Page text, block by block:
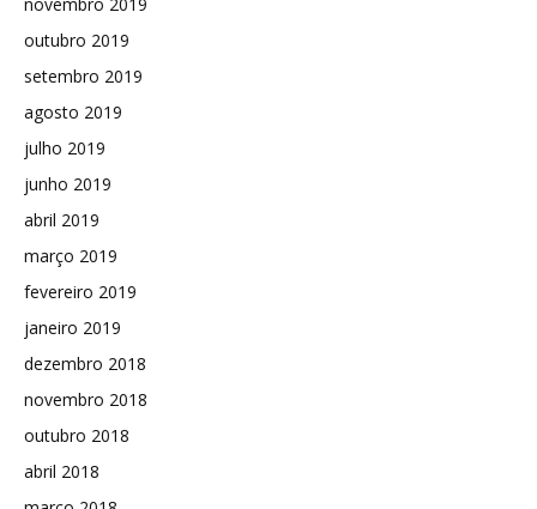
outubro 2019
setembro 2019
agosto 2019
julho 2019
junho 2019
abril 2019
março 2019
fevereiro 2019
janeiro 2019
dezembro 2018
novembro 2018
outubro 2018
abril 2018